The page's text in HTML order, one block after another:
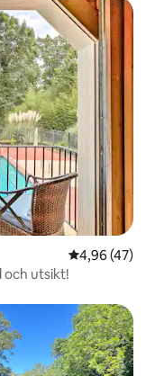
4,96 av 5 i
4,96 (47)
och utsikt!